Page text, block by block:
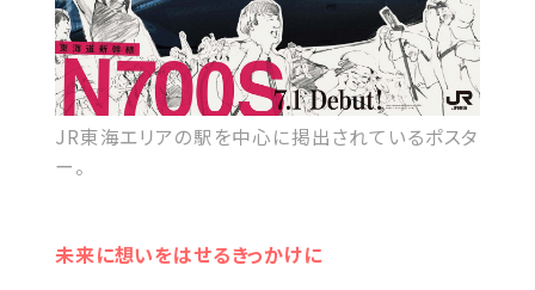
JR東海エリアの駅を中心に掲出されているポスタ
ー。
未来に想いをはせるきっかけに